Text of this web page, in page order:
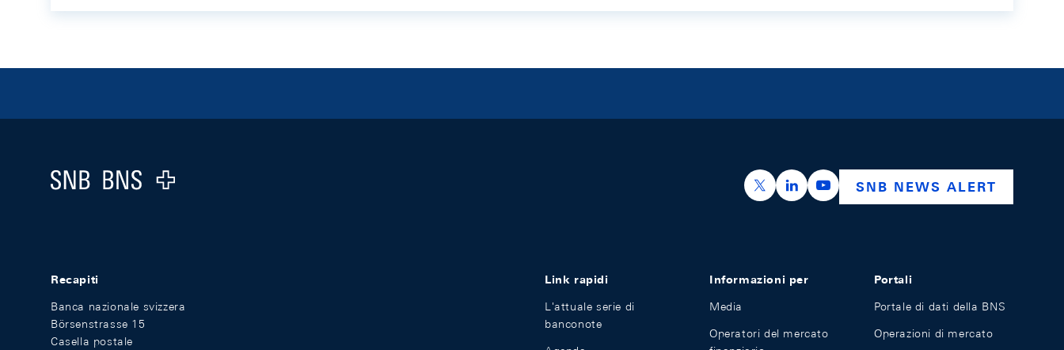
Logo
https://x.com/snb_bns
https://ch.linkedin.com/company/swiss-
https://www.youtube.com/
SNB NEWS ALERT
Recapiti
Banca nazionale svizzera
Börsenstrasse 15
Casella postale
Link rapidi
L'attuale serie di
banconote
Informazioni per
Media
Operatori del mercato
Portali
Portale di dati della BNS
Operazioni di mercato